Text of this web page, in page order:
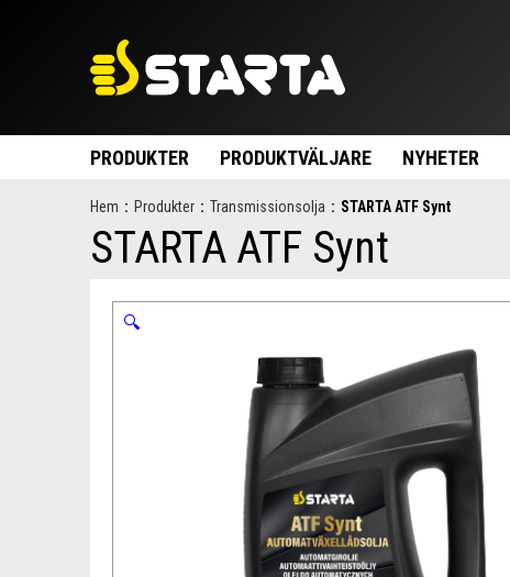
PRODUKTER PRODUKTVÄLJARE NYHETER
Hem : Produkter : Transmissionsolja : STARTA ATF Synt
STARTA ATF Synt
🔍